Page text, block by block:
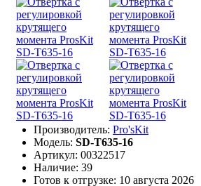
Производитель: Pro'sKit
Модель: SD-T635-16
Артикул: 00322517
Наличие: 39
Готов к отгрузке: 10 августа 2026